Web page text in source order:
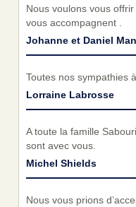
Nous voulons vous
vous accompagnent .
Johanne et Daniel
Toutes nos sympathies
Lorraine Labrosse
A toute la famille
sont avec vous.
Michel Shields
Nous vous prions